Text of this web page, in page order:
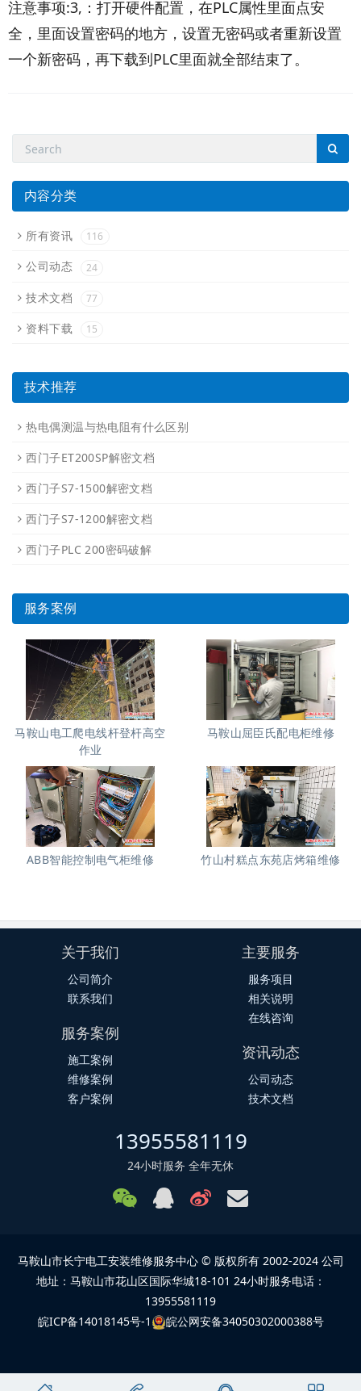
注意事项:3,：打开硬件配置，在PLC属性里面点安
全，里面设置密码的地方，设置无密码或者重新设置
一个新密码，再下载到PLC里面就全部结束了。
内容分类
所有资讯 116
公司动态 24
技术文档 77
资料下载 15
技术推荐
热电偶测温与热电阻有什么区别
西门子ET200SP解密文档
西门子S7-1500解密文档
西门子S7-1200解密文档
西门子PLC 200密码破解
服务案例
马鞍山电工爬电线杆登杆高空
作业
马鞍山屈臣氏配电柜维修
ABB智能控制电气柜维修 竹山村糕点东苑店烤箱维修
关于我们
公司简介
联系我们
主要服务
服务项目
相关说明
在线咨询
服务案例
施工案例
维修案例
客户案例
资讯动态
公司动态
技术文档
13955581119
24小时服务 全年无休
马鞍山市长宁电工安装维修服务中心 © 版权所有 2002-2024 公司
地址：马鞍山市花山区国际华城18-101 24小时服务电话：
13955581119
皖ICP备14018145号-1
皖公网安备34050302000388号